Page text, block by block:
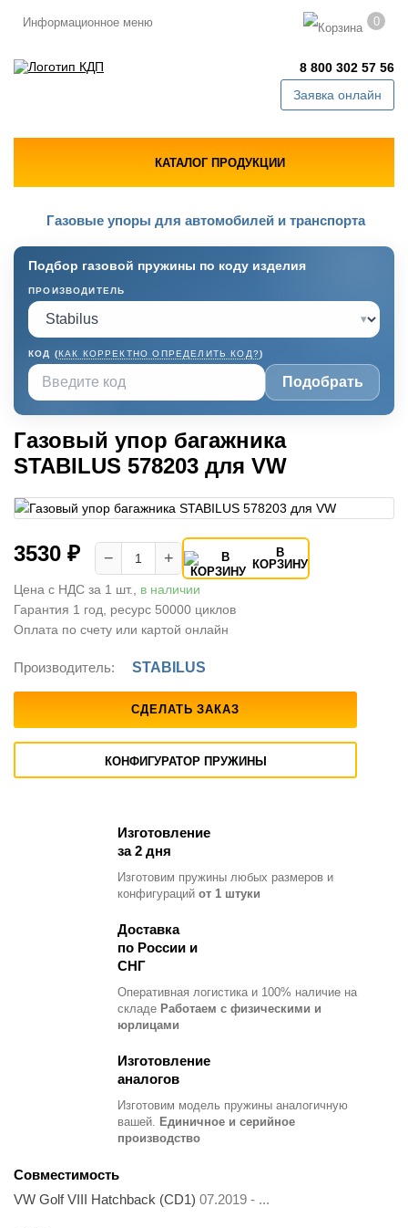
Информационное меню 0
8 800 302 57 56
Заявка онлайн
КАТАЛОГ ПРОДУКЦИИ
Газовые упоры для автомобилей и транспорта
Подбор газовой пружины по коду изделия
ПРОИЗВОДИТЕЛЬ
▾
КОД (КАК КОРРЕКТНО ОПРЕДЕЛИТЬ КОД?)
Подобрать
Газовый упор багажника
STABILUS 578203 для VW
3530 ₽ − +
В
КОРЗИНУ
Цена с НДС за 1 шт., в наличии
Гарантия 1 год, ресурс 50000 циклов
Оплата по счету или картой онлайн
Производитель: STABILUS
СДЕЛАТЬ ЗАКАЗ
КОНФИГУРАТОР ПРУЖИНЫ
Изготовление
за 2 дня
Изготовим пружины любых размеров и
конфигураций от 1 штуки
Доставка
по России и
СНГ
Оперативная логистика и 100% наличие на
складе Работаем с физическими и
юрлицами
Изготовление
аналогов
Изготовим модель пружины аналогичную
вашей. Единичное и серийное
производство
Совместимость
VW Golf VIII Hatchback (CD1) 07.2019 - ...